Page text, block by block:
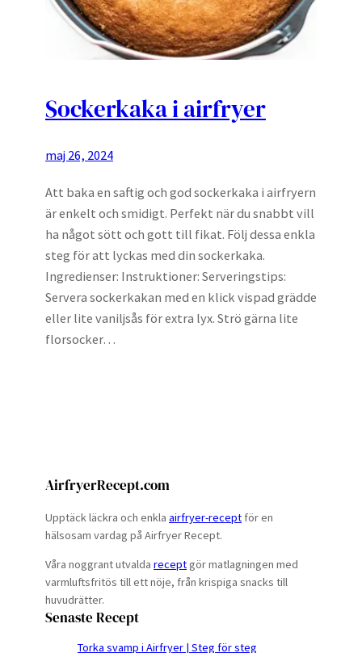
Sockerkaka i airfryer
maj 26, 2024
Att baka en saftig och god sockerkaka i airfryern
är enkelt och smidigt. Perfekt när du snabbt vill
ha något sött och gott till fikat. Följ dessa enkla
steg för att lyckas med din sockerkaka.
Ingredienser: Instruktioner: Serveringstips:
Servera sockerkakan med en klick vispad grädde
eller lite vaniljsås för extra lyx. Strö gärna lite
florsocker…
AirfryerRecept.com
Upptäck läckra och enkla airfryer-recept för en
hälsosam vardag på Airfryer Recept.
Våra noggrant utvalda receptgör matlagningen med
varmluftsfritös till ett nöje, från krispiga snacks till
huvudrätter.
Senaste Recept
Torka svamp i Airfryer | Steg för steg